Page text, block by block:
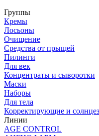
Группы
Кремы
Лосьоны
Очищение
Средства от прыщей
Пилинги
Для век
Концентраты и сыворотки
Маски
Наборы
Для тела
Корректирующие и
Линии
AGE CONTROL